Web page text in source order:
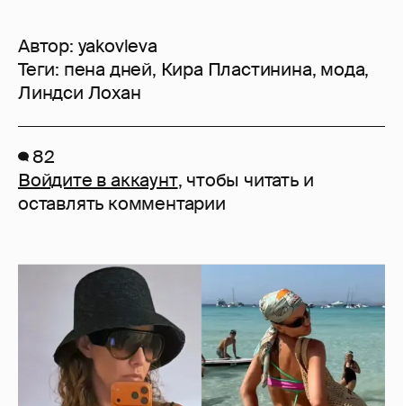
Автор: yakovleva
Теги: пена дней, Кира Пластинина, мода,
Линдси Лохан
82
Войдите в аккаунт, чтобы читать и
оставлять комментарии